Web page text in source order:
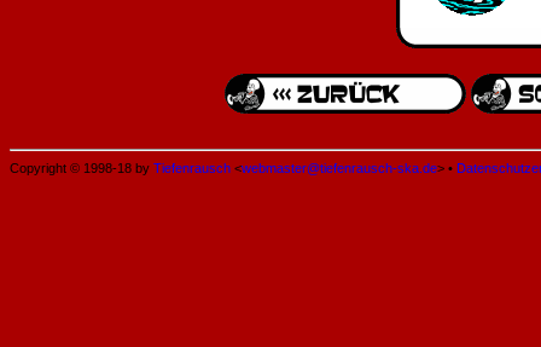
Copyright © 1998-18 by Tiefenrausch <webmaster@tiefenrausch-ska.de> •